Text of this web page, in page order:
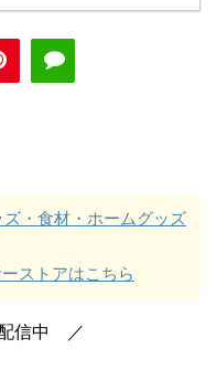
・食材・ホームグッズ
ストアはこちら
信中 ／